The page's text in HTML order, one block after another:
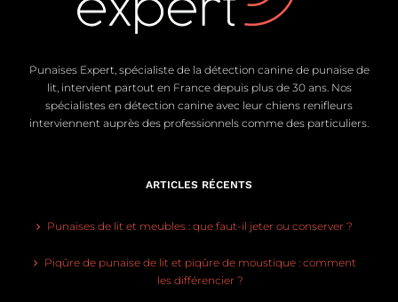
Punaises Expert, spécialiste de la détection canine de punaise de
lit, intervient partout en France depuis plus de 30 ans. Nos
spécialistes en détection canine avec leur chiens renifleurs
interviennent auprès des professionnels comme des particuliers.
ARTICLES RÉCENTS
Punaises de lit et meubles : que faut-il jeter ou conserver ?
Piqûre de punaise de lit et piqûre de moustique : comment
les différencier ?